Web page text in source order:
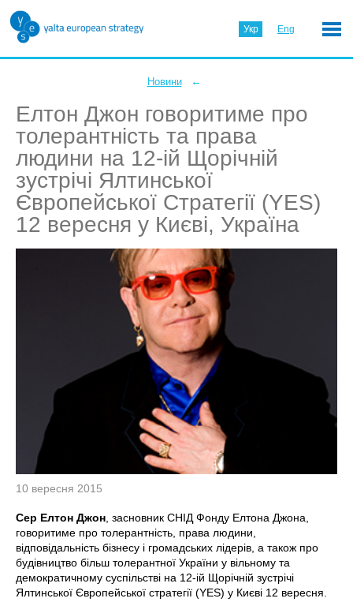
Укр Eng
Новини ←
Елтон Джон говоритиме про
толерантність та права
людини на 12-ій Щорічній
зустрічі Ялтинської
Європейської Стратегії (YES)
12 вересня у Києві, Україна
10 вересня 2015
Сер Елтон Джон , засновник СНІД Фонду Елтона Джона,
говоритиме про толерантність, права людини,
відповідальність бізнесу і громадських лідерів, а також про
будівництво більш толерантної України у вільному та
демократичному суспільстві на 12-ій Щорічній зустрічі
Ялтинської Європейської стратегії (YES) у Києві 12 вересня.